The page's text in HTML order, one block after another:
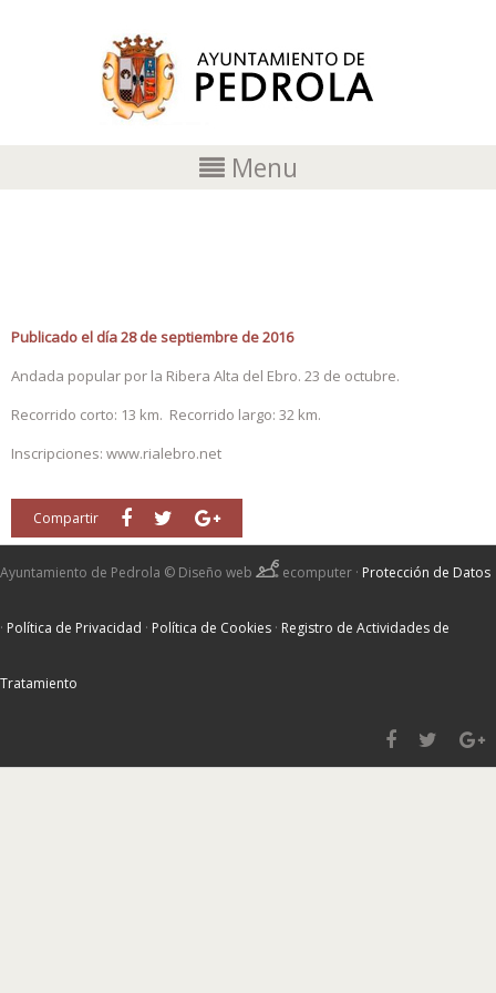
Menu
Publicado el día 28 de septiembre de 2016
Andada popular por la Ribera Alta del Ebro. 23 de octubre.
Recorrido corto: 13 km. Recorrido largo: 32 km.
Inscripciones: www.rialebro.net
Compartir
Ayuntamiento de Pedrola © Diseño web ecomputer · Protección de Datos
· Política de Privacidad · Política de Cookies · Registro de Actividades de
Tratamiento